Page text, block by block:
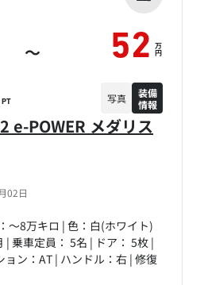
02日
e-POWER メダリス
～8万キロ | 色：白(ホワイト)
| 乗車定員： 5名 | ドア： 5枚 |
ン：AT | ハンドル：右 | 修復
～ 52 万
円
PT 写真
装備
情報